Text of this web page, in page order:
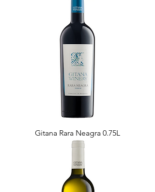
Gitana Rara Neagra 0.75L